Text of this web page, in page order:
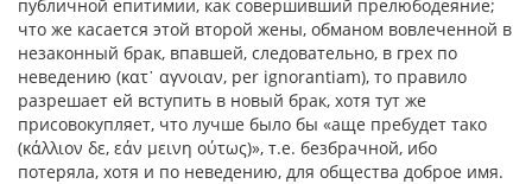
публичной епитимии, как совершивший прелюбодеяние;
что же касается этой второй жены, обманом вовлеченной в
незаконный брак, впавшей, следовательно, в грех по
неведению (κατ᾿ αγνοιαν, реr ignorantiam), то правило
разрешает ей вступить в новый брак, хотя тут же
присовокупляет, что лучше было бы «аще пребудет тако
(κάλλιον δε, εάν μεινη ούτως)», т.е. безбрачной, ибо
потеряла, хотя и по неведению, для общества доброе имя.